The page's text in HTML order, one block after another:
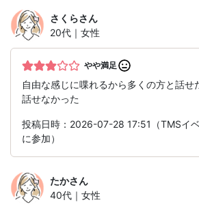
さくらさん
20代｜女性
やや満足
自由な感じに喋れるから多くの方と話せ
話せなかった
投稿日時：2026-07-28 17:51（TMSイ
に参加）
たかさん
40代｜女性